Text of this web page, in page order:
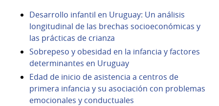
Desarrollo infantil en Uruguay: Un análisis
longitudinal de las brechas socioeconómicas y
las prácticas de crianza
Sobrepeso y obesidad en la infancia y factores
determinantes en Uruguay
Edad de inicio de asistencia a centros de
primera infancia y su asociación con problemas
emocionales y conductuales